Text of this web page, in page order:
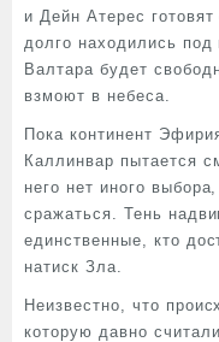
и Дейн Атерес
долго находились
Валтара будет
взмоют в небеса.
Пока континент
Каллинвар пытается
него нет иного
сражаться. Тень
единственные, кто
натиск Зла.
Неизвестно, что
которую давно